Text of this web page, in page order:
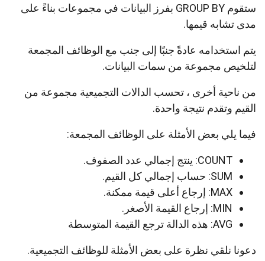
ستقوم GROUP BY بفرز البيانات في مجموعات بناءً على
مدى تشابه قيمها.
يتم استخدامه عادةً جنبًا إلى جنب مع الوظائف المجمعة
لتلخيص مجموعة من سمات البيانات.
من ناحية أخرى ، تحسب الدالات التجميعية مجموعة من
القيم وتقدم نتيجة واحدة.
فيما يلي بعض الأمثلة على الوظائف المجمعة:
COUNT: ينتج إجمالي عدد الصفوف.
SUM: حساب إجمالي كل القيم.
MAX: إرجاع أعلى قيمة ممكنة.
MIN: إرجاع القيمة الأصغر.
AVG: هذه الدالة ترجع القيمة المتوسطة
دعونا نلقي نظرة على بعض الأمثلة للوظائف التجميعية.